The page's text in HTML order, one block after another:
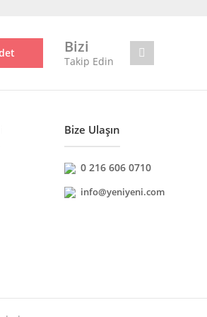
Bizi
Takip Edin
Bize Ulaşın
0 216 606 0710
info@yeniyeni.com